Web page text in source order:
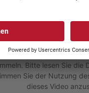
Wir verwenden einen
Service kann Daten
Bitte lesen Sie die
Sie der Nutzung
dieses Video